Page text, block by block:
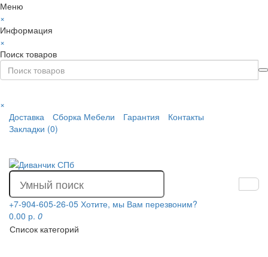
Меню
×
Информация
×
Поиск товаров
×
Доставка
Сборка Мебели Гарантия
Контакты
Закладки (0)
+7-904-605-26-05 Хотите, мы Вам перезвоним?
0.00 р. 0
Список категорий